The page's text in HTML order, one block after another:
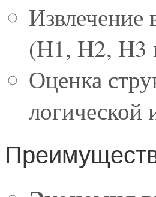
Извлечение
(H1, H2, H3
Оценка
логической